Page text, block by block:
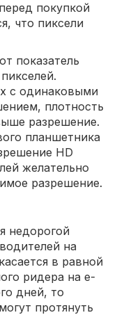
покупкой
что пиксели
показатель
с одинаковыми
плотность
разрешение.
планшетника
HD
желательно
разрешение.
недорогой
на
в равной
ридера на е-
дней, то
протянуть